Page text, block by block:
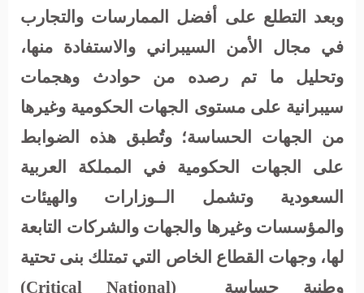
وبعد التطلع على أفضل الممارسات والتجارب
في مجال الأمن السيبراني والاستفادة منها،
وتحليل ما تم رصده من حوادث وهجمات
سيبرانية على مستوى الجهات الحكومية وغيرها
من الجهات الحساسة؛ وتُطبق هذه الضوابط
على الجهات الحكومية في المملكة العربية
السعودية وتشمل الــوزارات والهيئات
والمؤسسات وغيرها والجهات والشركات التابعة
لها، وجهات القطاع الخاص التي تمتلك بنى تحتية
وطنية حساسة
(
(Critical National